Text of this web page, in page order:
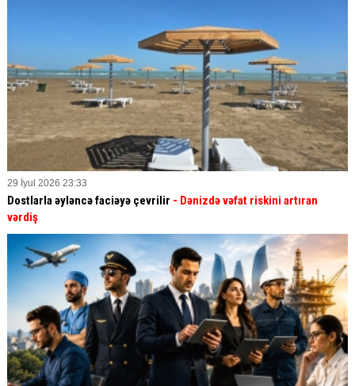
29 İyul 2026 23:33
Dostlarla əyləncə faciəyə çevrilir - Dənizdə vəfat riskini artıran
vərdiş